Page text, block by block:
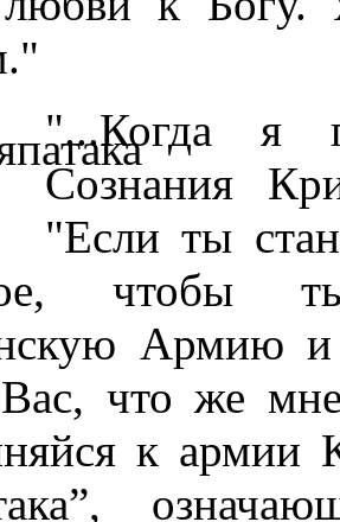
"...Когда я
Сознания
"Если ты
чтобы
Армию и
что же
к